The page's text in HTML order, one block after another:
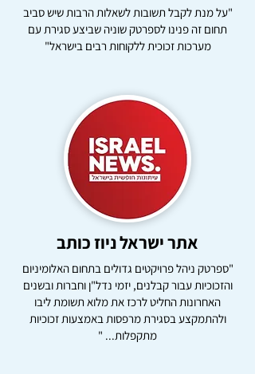
"על מנת לקבל תשובות לשאלות הרבות שיש סביב
תחום זה פנינו לספרטק שוניה שביצע סגירת עם
מערכות זכוכית ללקוחות רבים בישראל"
אתר ישראל ניוז כותב
"ספרטק ניהל פרויקטים גדולים בתחום האלומיניום
והזכוכיות עבור קבלנים, יזמי נדל"ן וחברות ובשנים
האחרונות החליט לרכז את מלוא תשומת ליבו
ולהתמקצע בסגירת מרפסות באמצעות זכוכיות
מתקפלות... "